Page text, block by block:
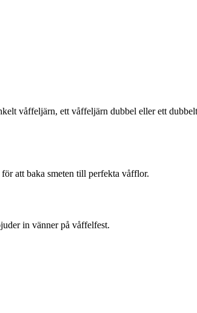
våffeljärn, ett våffeljärn dubbel eller ett
att baka smeten till perfekta våfflor.
in vänner på våffelfest.